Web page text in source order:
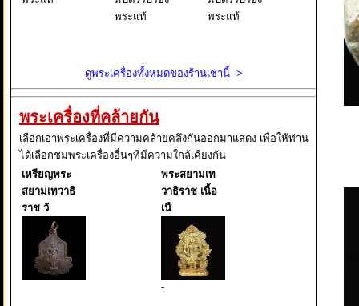
พระแท้
พระแท้
ดูพระเครื่องทั้งหมดของร้านเช่านี้ ->
พระเครื่องที่คล้ายกัน
เลือกเอาพระเครื่องที่มีความคล้ายคลึงกันออกมาแสดง เพื่อให้ท่าน
ได้เลือกชมพระเครื่องอื่นๆที่มีความใกล้เคียงกัน
เหรียญพระ
สยามเทวาธิ
ราช วั
พระสยามเท
วาธิราช เนื้อ
เนื
-